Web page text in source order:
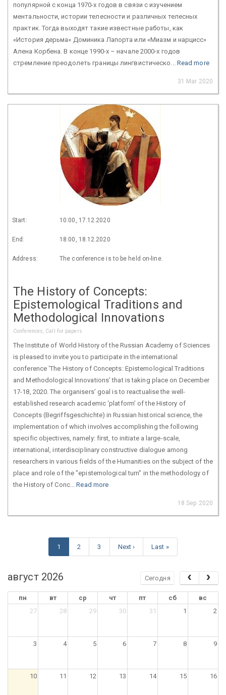
популярной с конца 1970-х годов в связи с изучением
ментальности, истории телесности и различных телесных
практик. Тогда выходят такие известные работы, как
«История дерьма» Доминика Лапорта или «Миазм и нарцисс»
Алена Корбена. В конце 1990-х – начале 2000-х годов
стремление преодолеть границы лингвистическо... Read more
31 Mar 2020
Start: 10:00, 17.12.2020
End: 18:00, 18.12.2020
Address: The conference is to be held on-line.
The History of Concepts:
Epistemological Traditions and
Methodological Innovations
Conferences, Call for papers
The Institute of World History of the Russian Academy of Sciences
is pleased to invite you to participate in the international
conference ‘The History of Concepts: Epistemological Traditions
and Methodological Innovations’ that is taking place on December
17-18, 2020. The organisers’ goal is to reactualise the well-
established research academic ‘platform’ of the History of
Concepts (Begriffsgeschichte) in Russian historical science, the
implementation of which involves accomplishing the following
specific objectives, namely: first, to initiate a large-scale,
international, interdisciplinary constructive dialogue among
researchers in various fields of the Humanities on the subject of the
place and role of the "epistemological turn" in the methodology of
the History of Conc...Read more
18 Sep 2020
1 2 3 Next › Last »
август 2026 Сегодня
пн вт ср чт пт сб
вс
27
28 29 30 31 1 2
3 4 5 6 7 8 9
10 11 12 13 14 15 16